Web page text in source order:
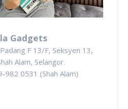
Gadgets
F 13/F, Seksyen 13,
Alam, Selangor.
982 0531 (Shah Alam)